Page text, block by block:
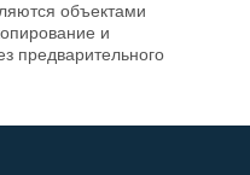
объектами
и
предварительного